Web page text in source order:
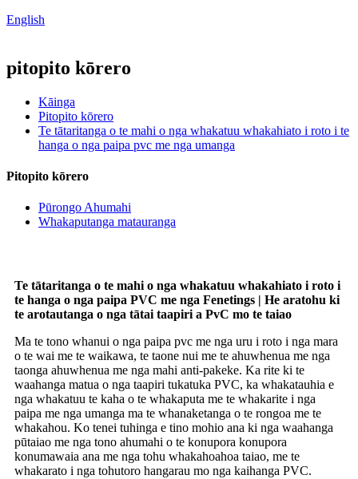
English
pitopito kōrero
Kāinga
Pitopito kōrero
Te tātaritanga o te mahi o nga whakatuu whakahiato i roto i te
hanga o nga paipa pvc me nga umanga
Pitopito kōrero
Pūrongo Ahumahi
Whakaputanga matauranga
Te tātaritanga o te mahi o nga whakatuu whakahiato i roto i
te hanga o nga paipa PVC me nga Fenetings | He aratohu ki
te arotautanga o nga tātai taapiri a PvC mo te taiao
Ma te tono whanui o nga paipa pvc me nga uru i roto i nga mara
o te wai me te waikawa, te taone nui me te ahuwhenua me nga
taonga ahuwhenua me nga mahi anti-pakeke. Ka rite ki te
waahanga matua o nga taapiri tukatuka PVC, ka whakatauhia e
nga whakatuu te kaha o te whakaputa me te whakarite i nga
paipa me nga umanga ma te whanaketanga o te rongoa me te
whakahou. Ko tenei tuhinga e tino mohio ana ki nga waahanga
pūtaiao me nga tono ahumahi o te konupora konupora
konumawaia ana me nga tohu whakahoahoa taiao, me te
whakarato i nga tohutoro hangarau mo nga kaihanga PVC.